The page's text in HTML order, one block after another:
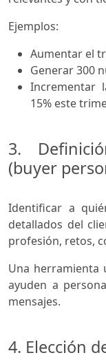
Ejemplos:
Aumentar el
Generar 300
Incrementar
15% este
3.
(buyer
Identificar a
detallados del
profesión, retos,
Una herramienta
ayuden a
mensajes.
4. Elección